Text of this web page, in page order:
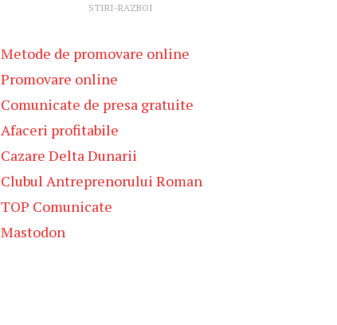
STIRI-RAZBOI
Metode de promovare online
Promovare online
Comunicate de presa gratuite
Afaceri profitabile
Cazare Delta Dunarii
Clubul Antreprenorului Roman
TOP Comunicate
Mastodon